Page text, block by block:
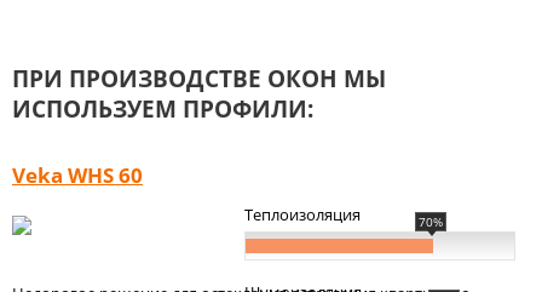
ПРИ ПРОИЗВОДСТВЕ ОКОН МЫ
ИСПОЛЬЗУЕМ ПРОФИЛИ:
Veka WHS 60
Теплоизоляция 70%